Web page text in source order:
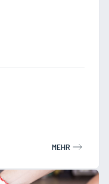
MEHR